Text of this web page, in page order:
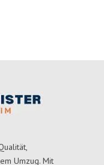
Umzug. Mit